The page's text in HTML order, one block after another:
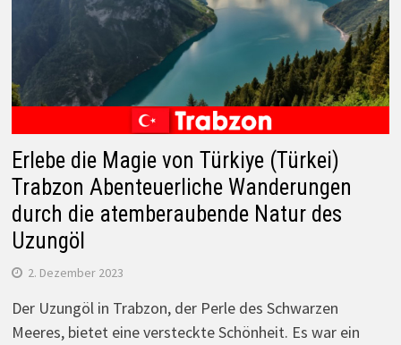
Erlebe die Magie von Türkiye (Türkei)
Trabzon Abenteuerliche Wanderungen
durch die atemberaubende Natur des
Uzungöl
2. Dezember 2023
Der Uzungöl in Trabzon, der Perle des Schwarzen
Meeres, bietet eine versteckte Schönheit. Es war ein